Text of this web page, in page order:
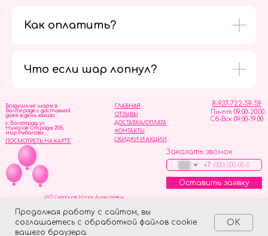
Продолжая работу с сайтом, вы
соглашаетесь с обработкой файлов cookie
вашего браузера.
OK
Как оплатить?
Что если шар лопнул?
ОТЗЫВЫ
ГЛАВНАЯ
ДОСТАВКА/ОПЛАТА
СКИДКИ И АКЦИИ
КОНТАКТЫ
8-937-722-59-59
Пн-пт 09:00-20:00
Сб-Вск 09:00-19:00
Воздушные шары в
Волгограде с доставкой
даже в день заказа
Заказать звонок
+7
Оставить заявку
г. Волгоград, ул.
Николая Отрады 20Б,
мир Рыболова
ПОСМОТРЕТЬ НА КАРТЕ
ИП Скворцов Игорь Алексеевич
Made on Tilda